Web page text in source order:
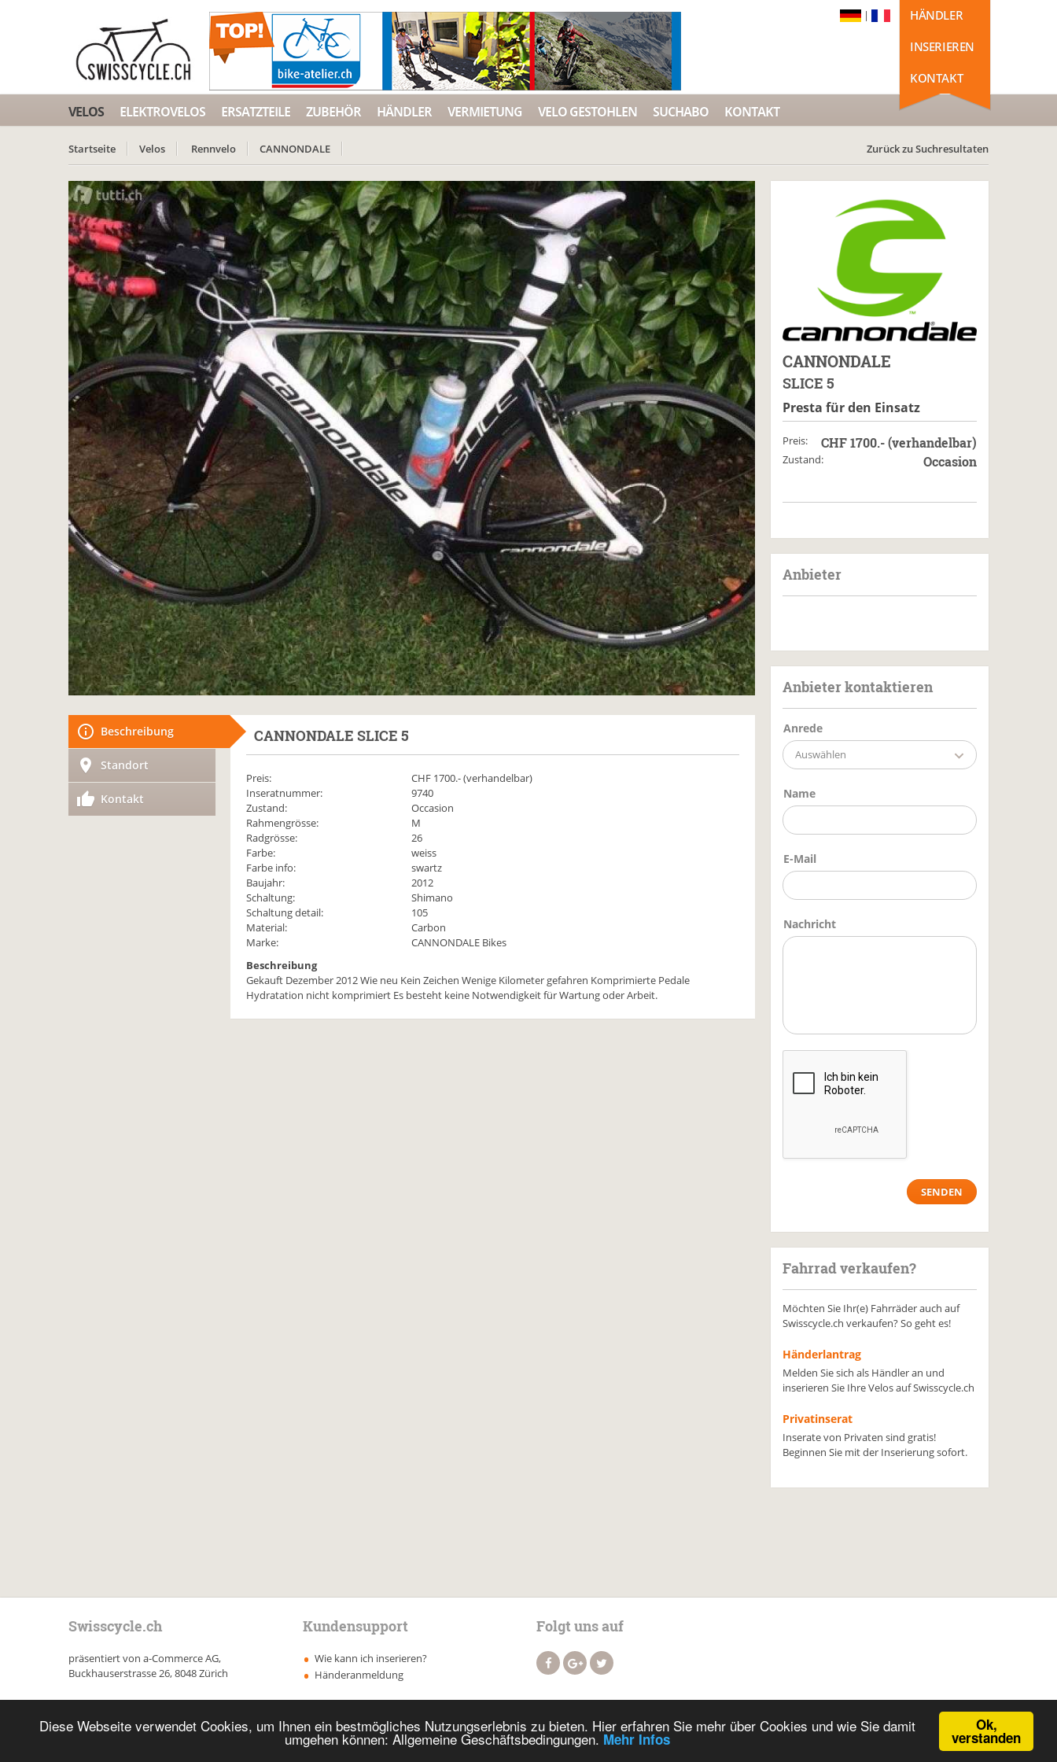
Ok,
verstanden
Diese Webseite verwendet Cookies, um Ihnen ein bestmögliches Nutzungserlebnis zu bieten. Hier erfahren Sie mehr über Cookies und wie Sie damit
umgehen können: Allgemeine Geschäftsbedingungen. Mehr Infos
HÄNDLER
INSERIEREN
KONTAKT
|
VELOS ELEKTROVELOS ERSATZTEILE ZUBEHÖR HÄNDLER VERMIETUNG VELO GESTOHLEN SUCHABO KONTAKT
Startseite Velos Rennvelo CANNONDALE Zurück zu Suchresultaten
Beschreibung
Standort
Kontakt
CANNONDALE SLICE 5
Preis: CHF 1700.- (verhandelbar)
Inseratnummer:
9740
Zustand:
Occasion
Rahmengrösse:
M
Radgrösse:
26
Farbe:
weiss
Farbe info:
swartz
Baujahr:
2012
Schaltung:
Shimano
Schaltung detail:
105
Material:
Carbon
Marke:
CANNONDALE Bikes
Beschreibung
Gekauft Dezember 2012 Wie neu Kein Zeichen Wenige Kilometer gefahren Komprimierte Pedale
Hydratation nicht komprimiert Es besteht keine Notwendigkeit für Wartung oder Arbeit.
CANNONDALE
SLICE 5
Presta für den Einsatz
Preis: CHF 1700.- (verhandelbar)
Zustand: Occasion
Anbieter
Anbieter kontaktieren
Anrede
Auswählen
Name
E-Mail
Nachricht
Fahrrad verkaufen?
Möchten Sie Ihr(e) Fahrräder auch auf
Swisscycle.ch verkaufen? So geht es!
Händerlantrag
Melden Sie sich als Händler an und
inserieren Sie Ihre Velos auf Swisscycle.ch
Privatinserat
Inserate von Privaten sind gratis!
Beginnen Sie mit der Inserierung sofort.
Swisscycle.ch
präsentiert von a-Commerce AG,
Buckhauserstrasse 26, 8048 Zürich
Kundensupport
Wie kann ich inserieren?
Händeranmeldung
Folgt uns auf
Copyright 2017 bis heute a-Commerce AG. All rights reserved Impressum AGB Datenschutz Suchen Login